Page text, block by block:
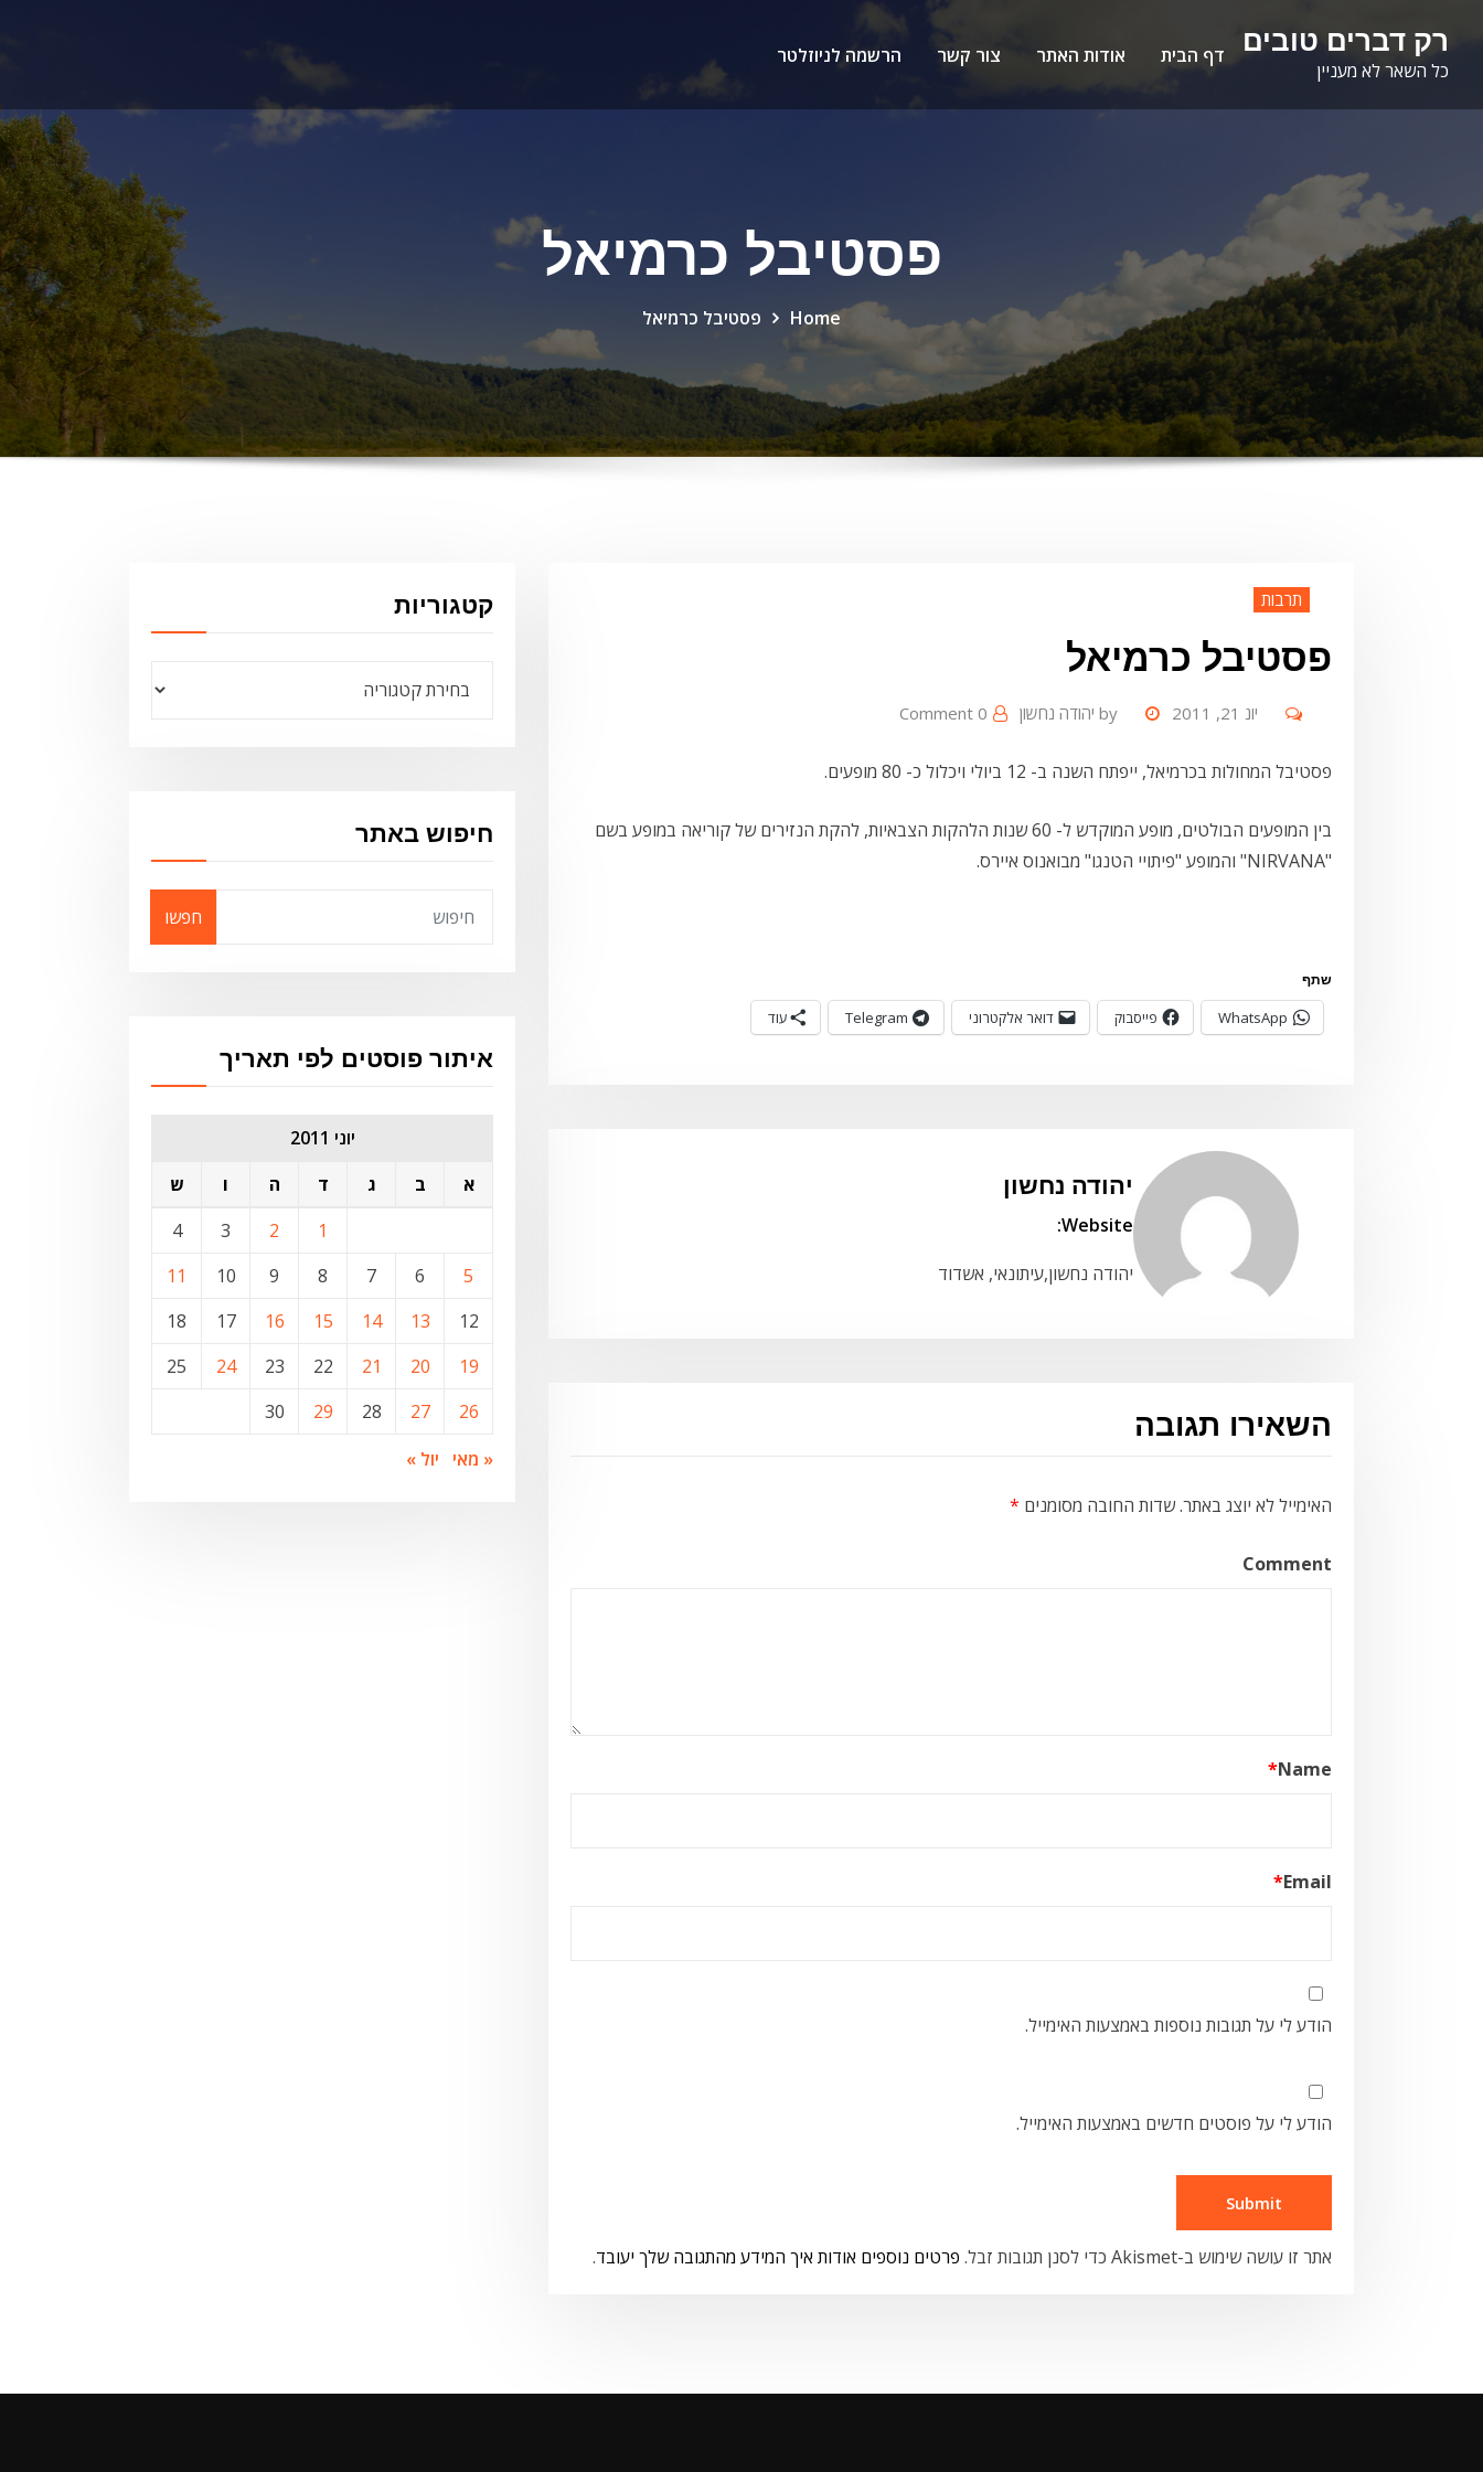
content
רק דברים טובים
כל השאר לא מעניין
דף הבית אודות האתר צור קשר הרשמה לניוזלטר
פסטיבל כרמיאל
Home פסטיבל כרמיאל
תרבות
פסטיבל כרמיאל
by יהודה נחשון יונ 21, 2011 0 Comment
פסטיבל המחולות בכרמיאל, ייפתח השנה ב- 12 ביולי ויכלול כ- 80 מופעים.
בין המופעים הבולטים, מופע המוקדש ל- 60 שנות הלהקות הצבאיות, להקת הנזירים של קוריאה במופע בשם
"NIRVANA" והמופע "פיתויי הטנגו" מבואנוס איירס.
שתף
WhatsApp פייסבוק דואר אלקטרוני Telegram עוד
יהודה נחשון
Website:
יהודה נחשון,עיתונאי, אשדוד
השאירו תגובה
האימייל לא יוצג באתר.שדות החובה מסומנים *
Comment
Name
*
Email
*
הודע לי על תגובות נוספות באמצעות האימייל.
הודע לי על פוסטים חדשים באמצעות האימייל.
אתר זו עושה שימוש ב-Akismet כדי לסנן תגובות זבל. פרטים נוספים אודות איך המידע מהתגובה שלך יעובד.
קטגוריות
חיפוש באתר
חפשו
איתור פוסטים לפי תאריך
יוני 2011
א
ב ג ד ה ו
ש
1
2
3
4
5
6
7
8
9
10
11
12
13
14
15
16
17
18
19
20
21
22
23
24
25
26
27
28
29
30
« מאי
יול »